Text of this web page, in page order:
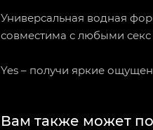
Универсальная водная
совместима с любыми
Yes – получи яркие
Вам также может